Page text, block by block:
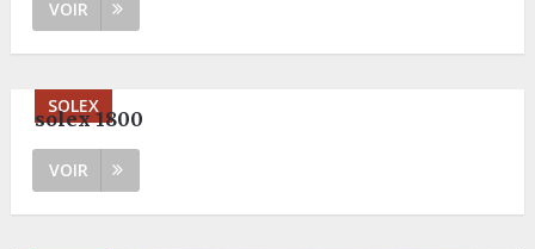
VOIR
SOLEX
solex 1800
VOIR